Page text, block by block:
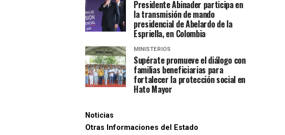
Presidente Abinader participa en
la transmisión de mando
presidencial de Abelardo de la
Espriella, en Colombia
MINISTERIOS
Supérate promueve el diálogo con
familias beneficiarias para
fortalecer la protección social en
Hato Mayor
Noticias
Otras Informaciones del Estado